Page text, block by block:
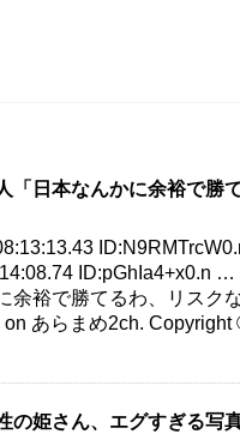
「日本なんかに余裕で勝
ID:pGhIa4+x0.n
余裕で勝てるわ、リスク
あらまめ2ch. Copyright
の姫さん、エグすぎる写